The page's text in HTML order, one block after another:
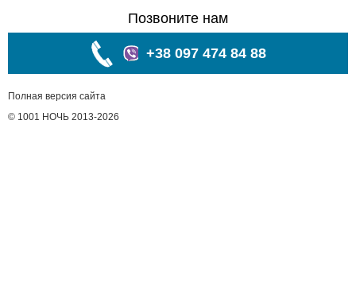
Позвоните нам
+38 097 474 84 88
Полная версия сайта
© 1001 НОЧЬ 2013-2026